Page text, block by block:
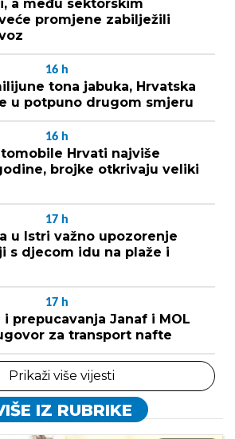
a među sektorskim
promjene zabilježili
16 h
tona jabuka, Hrvatska
u potpuno drugom smjeru
16 h
Hrvati najviše
brojke otkrivaju veliki
17 h
u Istri važno upozorenje
s djecom idu na plaže i
17 h
prepucavanja Janaf i MOL
za transport nafte
Prikaži više vijesti
IZ RUBRIKE